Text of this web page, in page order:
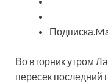
Во вторник утром
пересек последний